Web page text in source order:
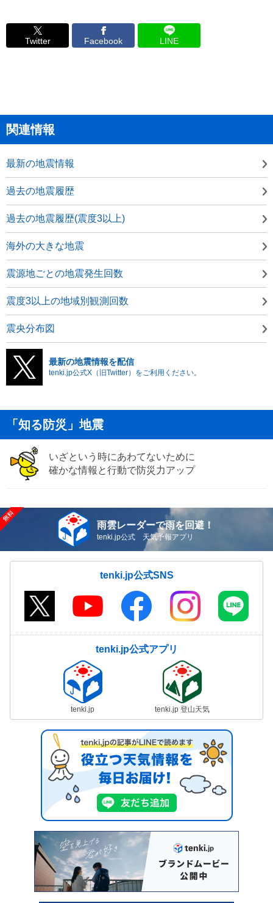
Twitter Facebook LINE
関連情報
最新の地震情報
過去の地震履歴
過去の地震履歴(震度3以上)
海外の大きな地震
震源地ごとの地震発生回数
震度3以上の地域別観測回数
震央分布図
最新の地震情報を配信
tenki.jp公式X（旧Twitter）をご利用ください。
「知る防災」地震
いざという時にあわてないために
確かな情報と行動で防災力アップ
雨雲レーダーで雨を回避！
tenki.jp公式 天気予報アプリ
tenki.jp公式SNS
tenki.jp公式アプリ
tenki.jp tenki.jp 登山天気